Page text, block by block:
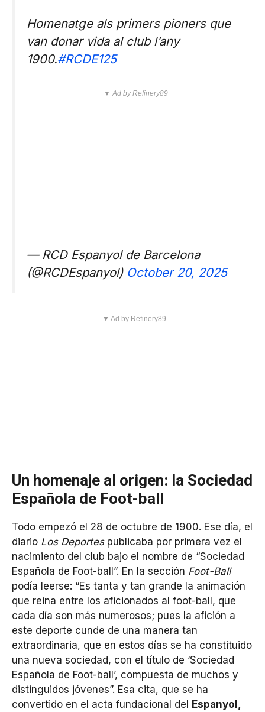
Homenatge als primers pioners que
van donar vida al club l’any
1900.#RCDE125
▼ Ad by Refinery89
— RCD Espanyol de Barcelona
(@RCDEspanyol) October 20, 2025
▼ Ad by Refinery89
Un homenaje al origen: la Sociedad
Española de Foot-ball
Todo empezó el 28 de octubre de 1900. Ese día, el
diario Los Deportespublicaba por primera vez el
nacimiento del club bajo el nombre de “Sociedad
Española de Foot-ball”. En la sección Foot-Ball
podía leerse: “Es tanta y tan grande la animación
que reina entre los aficionados al foot-ball, que
cada día son más numerosos; pues la afición a
este deporte cunde de una manera tan
extraordinaria, que en estos días se ha constituido
una nueva sociedad, con el título de ‘Sociedad
Española de Foot-ball’, compuesta de muchos y
distinguidos jóvenes”. Esa cita, que se ha
convertido en el acta fundacional del Espanyol,